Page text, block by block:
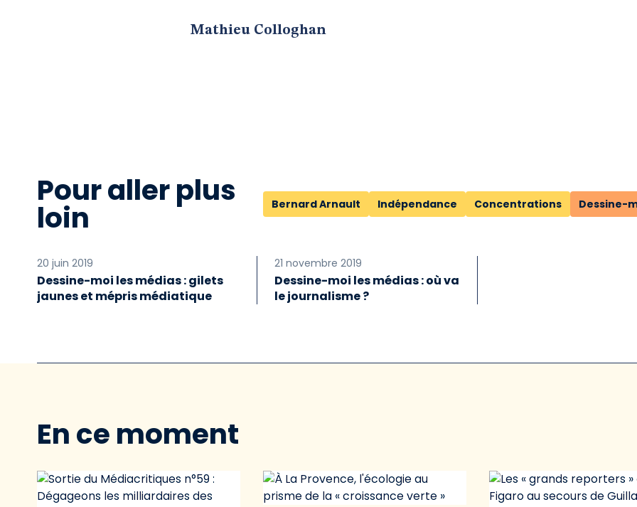
Mathieu Colloghan
Pour aller plus
loin Bernard Arnault Indépendance Concentrations Dessine-
20 juin 2019
Dessine-moi les médias : gilets
jaunes et mépris médiatique
21 novembre 2019
Dessine-moi les médias : où va
le journalisme ?
En ce moment